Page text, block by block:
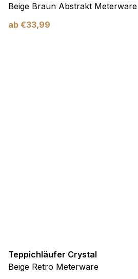
Beige Braun Abstrakt Meterware
ab €33,99
Teppichläufer Crystal
Beige Retro Meterware